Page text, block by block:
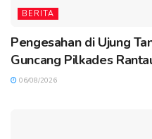
BERITA
Pengesahan di Ujung
Guncang Pilkades
06/08/2026